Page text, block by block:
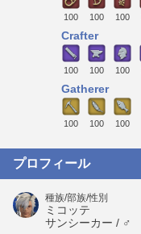
100 100 100
Crafter
100 100 100
Gatherer
100 100 100
プロフィール
種族/部族/性別
ミコッテ
サンシーカー / ♂